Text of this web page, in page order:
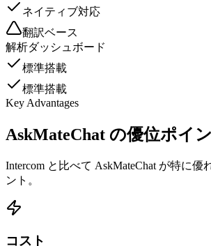
ネイティブ対応
翻訳ベース
解析ダッシュボード
標準搭載
標準搭載
Key Advantages
AskMateChat の優位ポイ
Intercom と比べて AskMateChat が特に優
ント。
コスト